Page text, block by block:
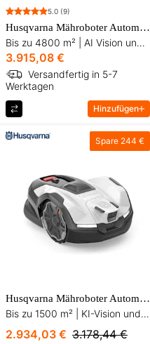
5.0 (9)
Husqvarna Mähroboter Automower® 430V Nera
Bis zu 4800 m² | AI Vision und satellitengestützte Technologie
3.915,08 €
Versandfertig in 5-7
Werktagen
Hinzufügen
Spare 244 €
Husqvarna Mähroboter Automower® 410XE NERA
Bis zu 1500 m² | KI-Vision und satellitenbasierte Technologie
2.934,03 € 3.178,44 €